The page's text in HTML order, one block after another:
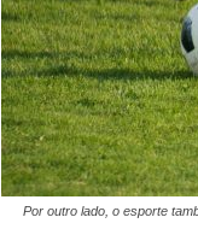
Por outro lado, o esporte